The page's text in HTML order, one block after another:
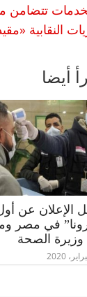
تتضامن
النقابية
الإعلان عن
في مصر
وزيرة الصحة